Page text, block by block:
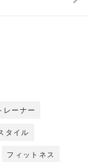
レーナー
タイル
フィットネス